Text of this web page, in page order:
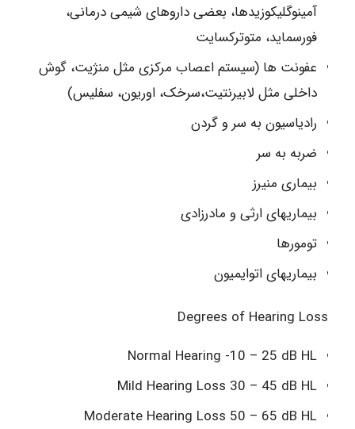
آمینوگلیکوزیدها، بعضی داروهای شیمی درمانی،
فورسماید، متوترکسایت
عفونت ها (سیستم اعصاب مرکزی مثل منژیت، گوش
داخلی مثل لابیرنتیت،سرخک، اوریون، سفلیس)
رادیاسیون به سر و گردن
ضربه به سر
بیماری منیرز
بیماریهای ارثی و مادرزادی
تومورها
بیماریهای اتوایمیون
Degrees of Hearing Loss
Normal Hearing -10 – 25 dB HL
Mild Hearing Loss 30 – 45 dB HL
Moderate Hearing Loss 50 – 65 dB HL